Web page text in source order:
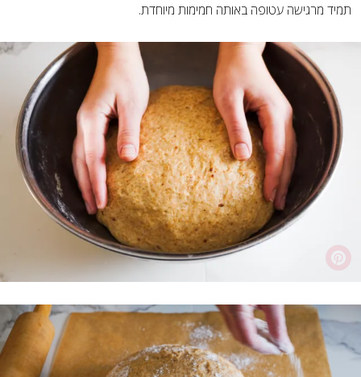
תמיד מרגישה עטופה באותה חמימות מיוחדת.